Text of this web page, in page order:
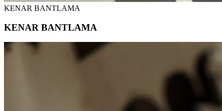
KENAR BANTLAMA
KENAR BANTLAMA